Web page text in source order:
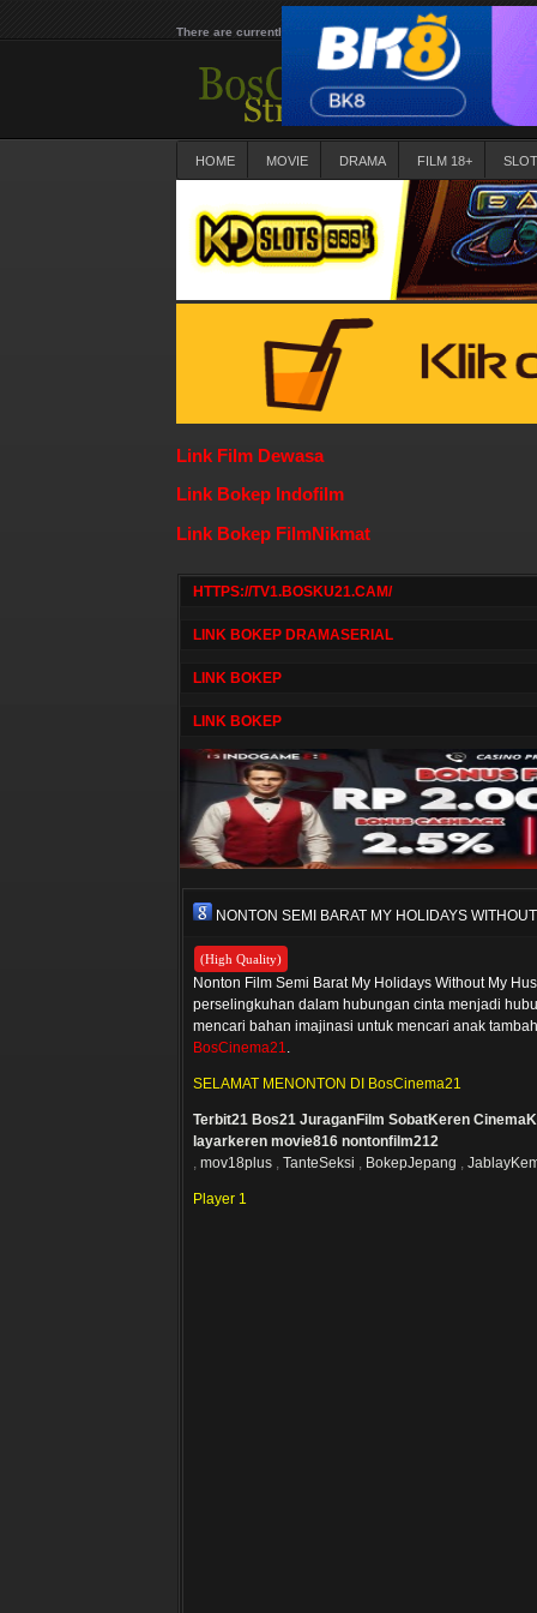
There are currently 25616 movies on our website
HOME MOVIE DRAMA FILM 18+
Link Film Dewasa
Link Bokep Indofilm
Link Bokep FilmNikmat
HTTPS://TV1.BOSKU21.CAM/
LINK BOKEP DRAMASERIAL
LINK BOKEP
LINK BOKEP
NONTON SEMI BARAT MY HOLIDAYS
(High Quality)
Nonton Film Semi Barat My Holidays Without My
perselingkuhan dalam hubungan cinta menjadi
mencari bahan imajinasi untuk mencari anak
BosCinema21.
SELAMAT MENONTON DI BosCinema21
Terbit21 Bos21 JuraganFilm SobatKeren
layarkeren movie816 nontonfilm212
, mov18plus , TanteSeksi , BokepJepang ,
Player 1